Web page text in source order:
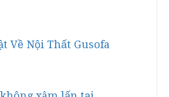
Về Nội Thất Gusofa